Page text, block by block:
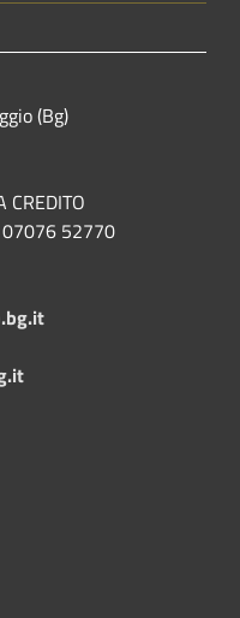
(Bg)
CREDITO
07076 52770